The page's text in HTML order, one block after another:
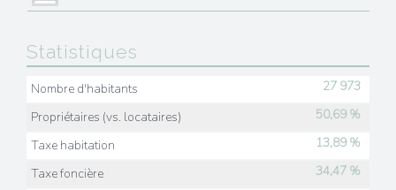
Statistiques
Nombre d'habitants
27 973
Propriétaires (vs. locataires)
50,69 %
Taxe habitation
13,89 %
Taxe foncière
34,47 %